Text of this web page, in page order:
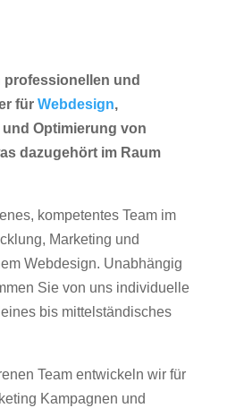
professionellen und
für Webdesign,
Optimierung von
dazugehört im Raum
kompetentes Team im
Marketing und
Webdesign. Unabhängig
Sie von uns individuelle
bis mittelständisches
Team entwickeln wir für
Kampagnen und